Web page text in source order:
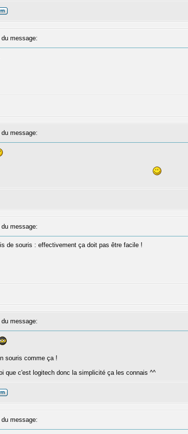
message:
message:
message:
de souris : effectivement ça doit pas être facile !
message:
souris comme ça !
que c'est logitech donc la simplicité ça les connais ^^
message: